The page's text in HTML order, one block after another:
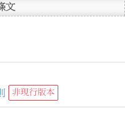
文
非現行版本